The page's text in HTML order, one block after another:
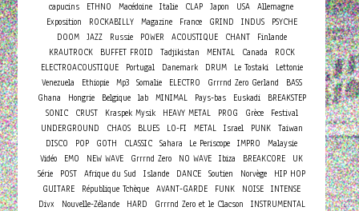
capucins
ETHNO Macédoine Italie CLAP Japon USA
Allemagne
Exposition
ROCKABILLY Magazine France GRIND INDUS
PSYCHE
DOOM
JAZZ Russie POWER ACOUSTIQUE CHANT
Finlande
KRAUTROCK
BUFFET FROID Tadjikistan MENTAL Canada
ROCK
ELECTROACOUSTIQUE
Portugal Danemark DRUM Le Tostaki
Lettonie
Venezuela
Ethiopie Mp3 Somalie ELECTRO Grrrnd Zero Gerland
BASS
Ghana
Hongrie Belgique lab MINIMAL Pays-bas Euskadi
BREAKSTEP
SONIC
CRUST Kraspek Mysik HEAVY METAL PROG Grèce
Festival
UNDERGROUND
CHAOS BLUES LO-FI METAL Israel PUNK
Taiwan
DISCO
POP GOTH CLASSIC Sahara Le Periscope IMPRO
Malaysie
Vidéo
EMO NEW WAVE Grrrnd Zero NO WAVE Ibiza BREAKCORE
UK
Série
POST Afrique du Sud Islande DANCE Soutien Norvège
HIP HOP
GUITARE
République Tchèque AVANT-GARDE FUNK NOISE INTENSE
Divx
Nouvelle-Zélande HARD Grrrnd Zero et le Clacson
INSTRUMENTAL